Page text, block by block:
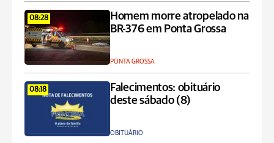
08:28
Homem morre atropelado na
BR-376 em Ponta Grossa
PONTA GROSSA
08:18
Falecimentos: obituário
deste sábado (8)
OBITUÁRIO